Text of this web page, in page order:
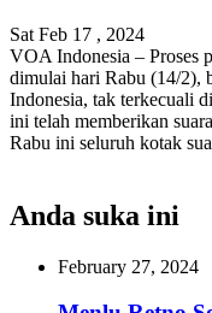
Sat Feb 17 , 2024
VOA Indonesia – Proses
dimulai hari Rabu (14/2),
Indonesia, tak terkecuali
ini telah memberikan
Rabu ini seluruh kotak
Anda suka ini
February 27, 2024